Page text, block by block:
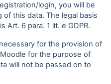
login, you will be
this data. The legal basis
Art. 6 para. 1 lit. e GDPR.
for the provision of
for the purpose of
will not be passed on to